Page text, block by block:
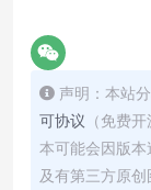
声明：本站
可协议 （免费
本可能会因版
及有第三方原